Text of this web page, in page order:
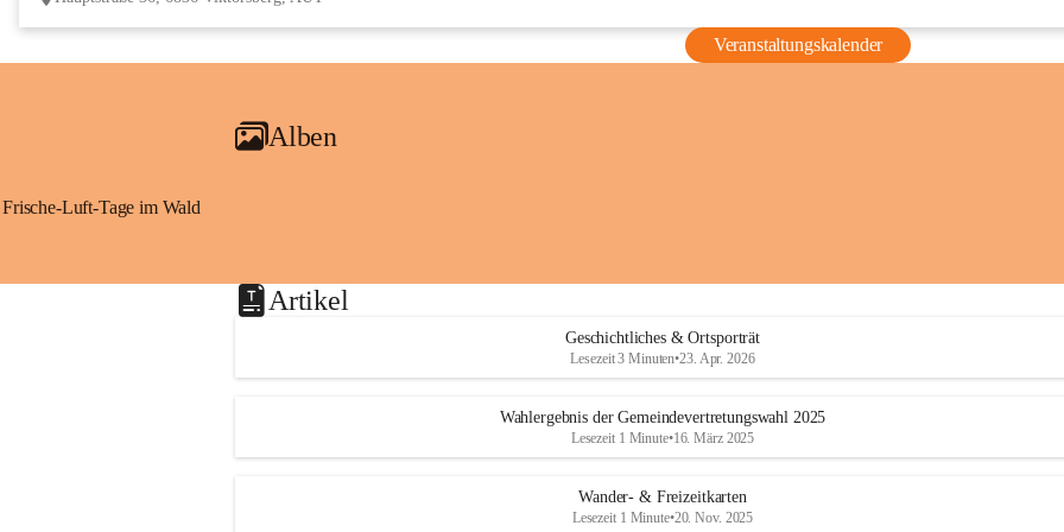
Veranstaltungskalender
Alben
Frische-Luft-Tage im Wald
Artikel
Geschichtliches & Ortsporträt
Lesezeit 3 Minuten•23. Apr. 2026
Wahlergebnis der Gemeindevertretungswahl 2025
Lesezeit 1 Minute•16. März 2025
Wander- & Freizeitkarten
Lesezeit 1 Minute•20. Nov. 2025